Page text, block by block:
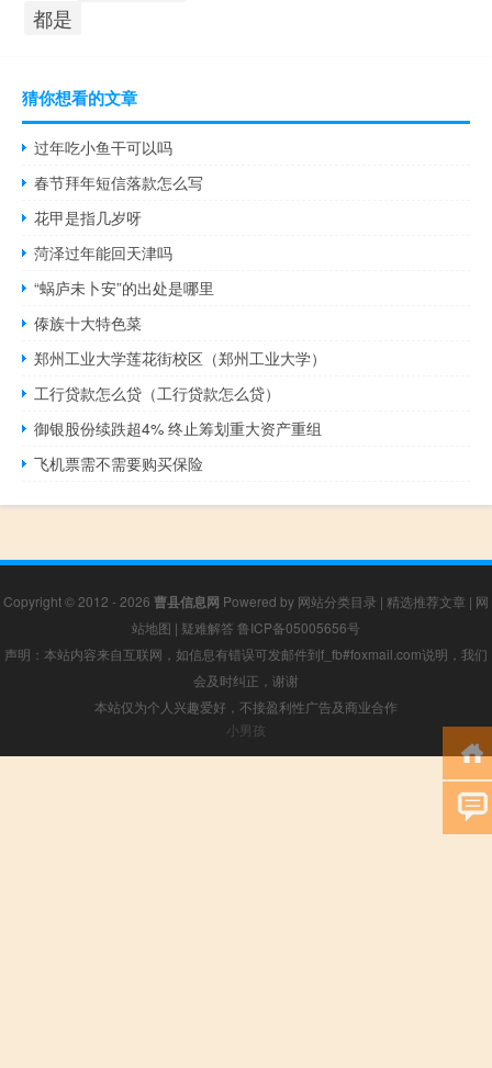
都是
猜你想看的文章
过年吃小鱼干可以吗
春节拜年短信落款怎么写
花甲是指几岁呀
菏泽过年能回天津吗
“蜗庐未卜安”的出处是哪里
傣族十大特色菜
郑州工业大学莲花街校区（郑州工业大学）
工行贷款怎么贷（工行贷款怎么贷）
御银股份续跌超4% 终止筹划重大资产重组
飞机票需不需要购买保险
Copyright © 2012 - 2026 曹县信息网 Powered by 网站分类目录 | 精选推荐文章 | 网
站地图 | 疑难解答 鲁ICP备05005656号
声明：本站内容来自互联网，如信息有错误可发邮件到f_fb#foxmail.com说明，我们
会及时纠正，谢谢
本站仅为个人兴趣爱好，不接盈利性广告及商业合作
小男孩